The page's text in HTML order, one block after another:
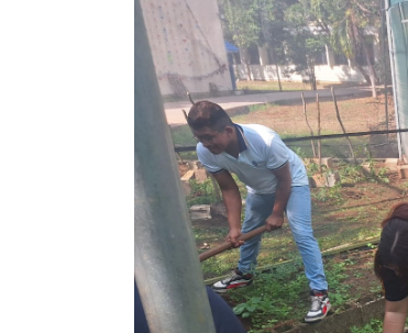
UADY refuerza su compromiso